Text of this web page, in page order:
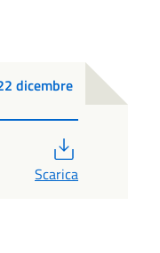
dicembre
Scarica